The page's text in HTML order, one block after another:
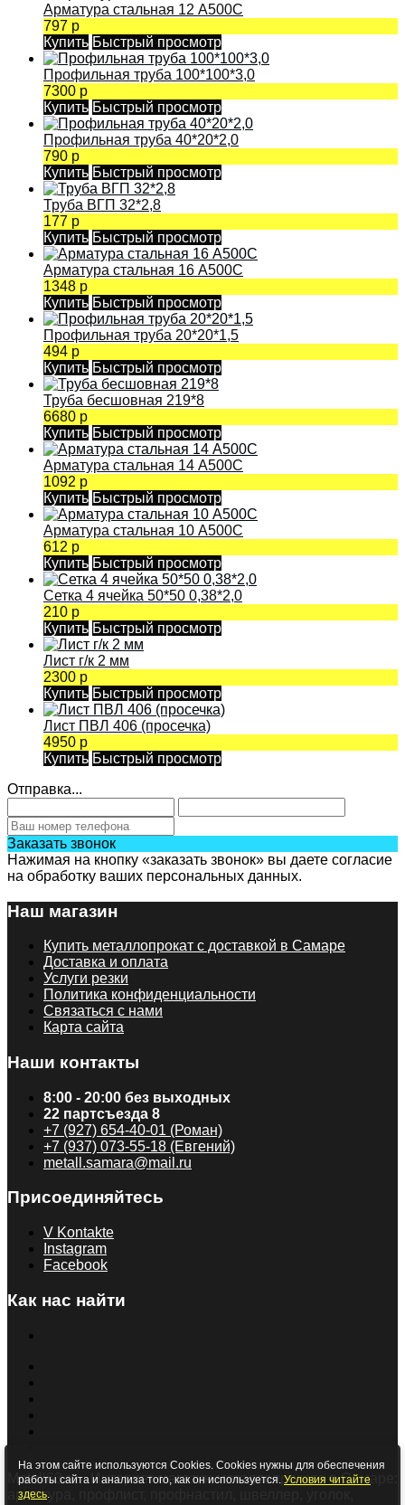
Арматура стальная 12 А500С
797 р
Купить Быстрый просмотр
Профильная труба 100*100*3,0
7300 р
Купить Быстрый просмотр
Профильная труба 40*20*2,0
790 р
Купить Быстрый просмотр
Труба ВГП 32*2,8
177 р
Купить Быстрый просмотр
Арматура стальная 16 А500С
1348 р
Купить Быстрый просмотр
Профильная труба 20*20*1,5
494 р
Купить Быстрый просмотр
Труба бесшовная 219*8
6680 р
Купить Быстрый просмотр
Арматура стальная 14 А500С
1092 р
Купить Быстрый просмотр
Арматура стальная 10 А500С
612 р
Купить Быстрый просмотр
Сетка 4 ячейка 50*50 0,38*2,0
210 р
Купить Быстрый просмотр
Лист г/к 2 мм
2300 р
Купить Быстрый просмотр
Лист ПВЛ 406 (просечка)
4950 р
Купить Быстрый просмотр
Отправка...
Заказать звонок
Нажимая на кнопку «заказать звонок» вы даете согласие
на обработку ваших персональных данных.
Наш магазин
Купить металлопрокат с доставкой в Самаре
Доставка и оплата
Услуги резки
Политика конфиденциальности
Связаться с нами
Карта сайта
Наши контакты
8:00 - 20:00 без выходных
22 партсъезда 8
+7 (927) 654-40-01 (Роман)
+7 (937) 073-55-18 (Евгений)
metall.samara@mail.ru
Присоединяйтесь
V Kontakte
Instagram
Facebook
Как нас найти
Metall63.ru - Интернет-магазин металлопроката в Самаре:
арматура, профлист, профнастил, швеллер, уголок,
На этом сайте используются Cookies. Cookies нужны для обеспечения
работы сайта и анализа того, как он используется. Условия читайте
здесь.